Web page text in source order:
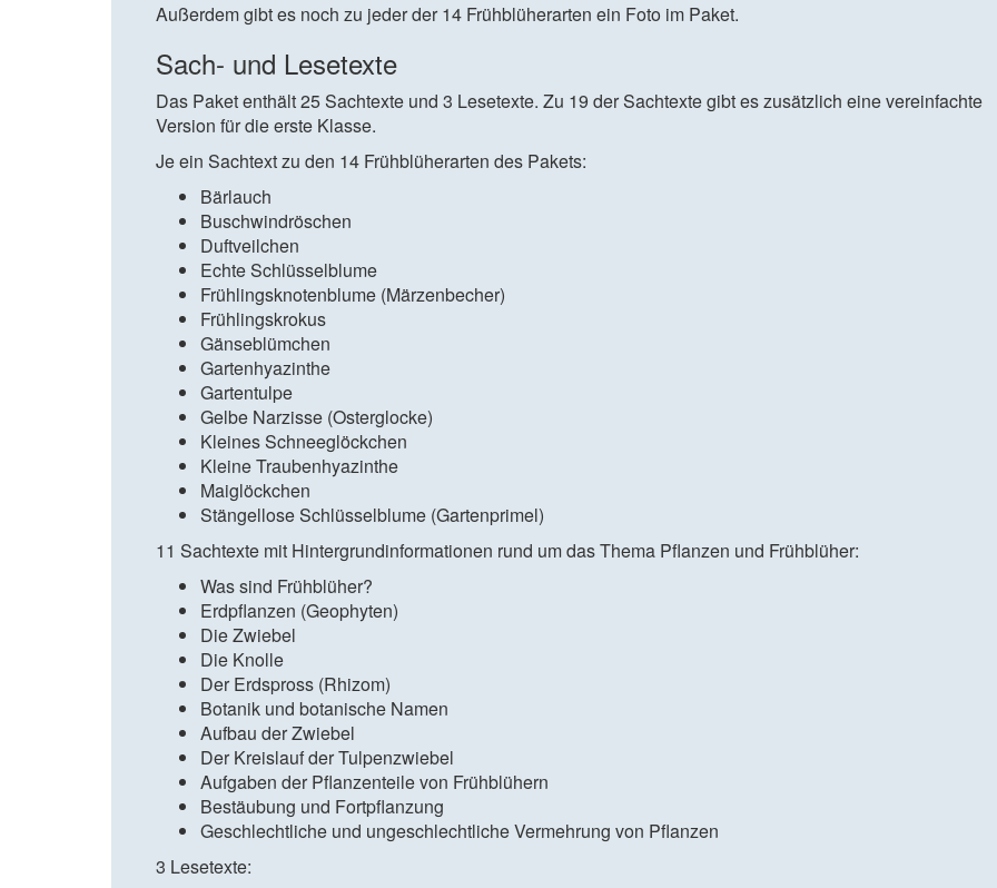
Außerdem gibt es noch zu jeder der 14 Frühblüherarten ein Foto im Paket.
Sach- und Lesetexte
Das Paket enthält 25 Sachtexte und 3 Lesetexte. Zu 19 der Sachtexte gibt es zusätzlich eine vereinfachte
Version für die erste Klasse.
Je ein Sachtext zu den 14 Frühblüherarten des Pakets:
Bärlauch
Buschwindröschen
Duftveilchen
Echte Schlüsselblume
Frühlingsknotenblume (Märzenbecher)
Frühlingskrokus
Gänseblümchen
Gartenhyazinthe
Gartentulpe
Gelbe Narzisse (Osterglocke)
Kleines Schneeglöckchen
Kleine Traubenhyazinthe
Maiglöckchen
Stängellose Schlüsselblume (Gartenprimel)
11 Sachtexte mit Hintergrundinformationen rund um das Thema Pflanzen und Frühblüher:
Was sind Frühblüher?
Erdpflanzen (Geophyten)
Die Zwiebel
Die Knolle
Der Erdspross (Rhizom)
Botanik und botanische Namen
Aufbau der Zwiebel
Der Kreislauf der Tulpenzwiebel
Aufgaben der Pflanzenteile von Frühblühern
Bestäubung und Fortpflanzung
Geschlechtliche und ungeschlechtliche Vermehrung von Pflanzen
3 Lesetexte: